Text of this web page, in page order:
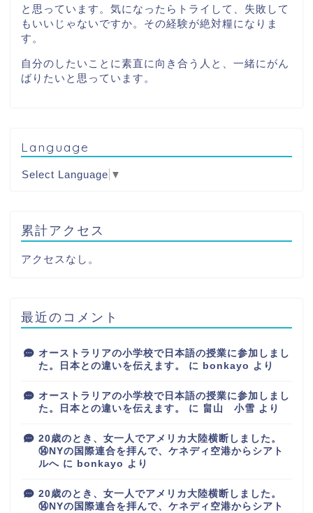
と思っています。気になったらトライして、失敗して
もいいじゃないですか。その経験が絶対糧になりま
す。
自分のしたいことに素直に向き合う人と、一緒にがん
ばりたいと思っています。
Language
Select Language ▼
累計アクセス
アクセスなし。
最近のコメント
オーストラリアの小学校で日本語の授業に参加しまし
た。日本との違いを伝えます。
に bonkayo より
オーストラリアの小学校で日本語の授業に参加しまし
た。日本との違いを伝えます。
に 畠山 小雪 より
20歳のとき、女一人でアメリカ大陸横断しました。
⑭NYの国際連合を拝んで、ケネディ空港からシアト
ルへ に bonkayo より
20歳のとき、女一人でアメリカ大陸横断しました。
⑭NYの国際連合を拝んで、ケネディ空港からシアト